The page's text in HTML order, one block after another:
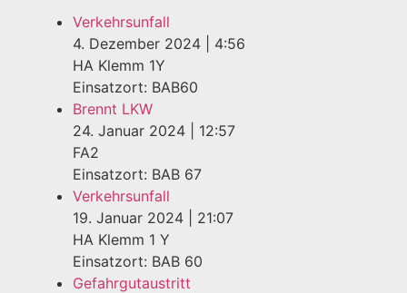
Verkehrsunfall
4. Dezember 2024
4:56
HA Klemm 1Y
Einsatzort: BAB60
Brennt LKW
24. Januar 2024
12:57
FA2
Einsatzort: BAB 67
Verkehrsunfall
19. Januar 2024
21:07
HA Klemm 1 Y
Einsatzort: BAB 60
Gefahrgutaustritt